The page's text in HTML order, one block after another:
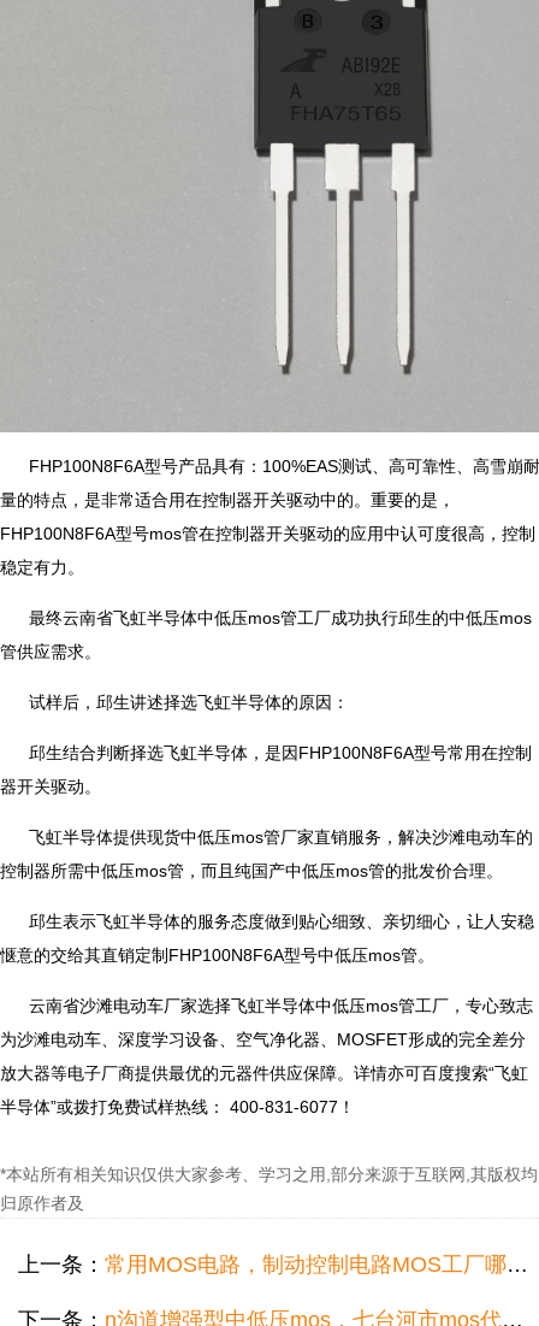
FHP100N8F6A型号产品具有：100%EAS测试、高可靠性、高雪崩耐
量的特点，是非常适合用在控制器开关驱动中的。重要的是，
FHP100N8F6A型号mos管在控制器开关驱动的应用中认可度很高，控制
稳定有力。
最终云南省飞虹半导体中低压mos管工厂成功执行邱生的中低压mos
管供应需求。
试样后，邱生讲述择选飞虹半导体的原因：
邱生结合判断择选飞虹半导体，是因FHP100N8F6A型号常用在控制
器开关驱动。
飞虹半导体提供现货中低压mos管厂家直销服务，解决沙滩电动车的
控制器所需中低压mos管，而且纯国产中低压mos管的批发价合理。
邱生表示飞虹半导体的服务态度做到贴心细致、亲切细心，让人安稳
惬意的交给其直销定制FHP100N8F6A型号中低压mos管。
云南省沙滩电动车厂家选择飞虹半导体中低压mos管工厂，专心致志
为沙滩电动车、深度学习设备、空气净化器、MOSFET形成的完全差分
放大器等电子厂商提供最优的元器件供应保障。详情亦可百度搜索“飞虹
半导体”或拨打免费试样热线： 400-831-6077！
*本站所有相关知识仅供大家参考、学习之用,部分来源于互联网,其版权均
归原作者及
上一条： 常用MOS电路，制动控制电路MOS工厂哪家好？
下一条： n沟道增强型中低压mos，七台河市mos代理直销哪家好？